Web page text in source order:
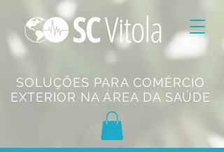
SOLUÇÕES PARA COMÉRCIO
EXTERIOR NA ÁREA DA SAÚDE